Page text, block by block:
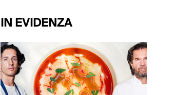
IN EVIDENZA